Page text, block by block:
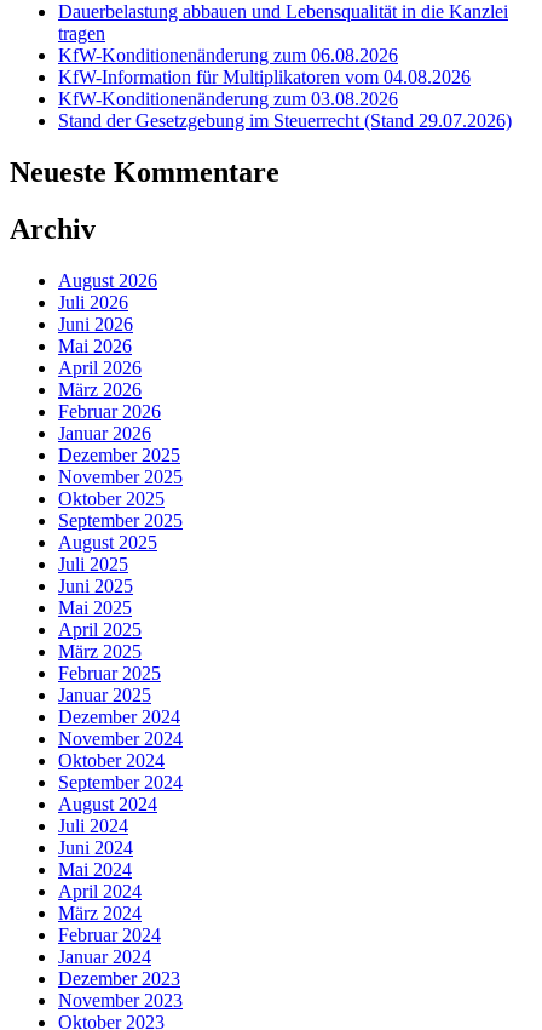
Dauerbelastung abbauen und Lebensqualität in die Kanzlei
tragen
KfW-Konditionenänderung zum 06.08.2026
KfW-Information für Multiplikatoren vom 04.08.2026
KfW-Konditionenänderung zum 03.08.2026
Stand der Gesetzgebung im Steuerrecht (Stand 29.07.2026)
Neueste Kommentare
Archiv
August 2026
Juli 2026
Juni 2026
Mai 2026
April 2026
März 2026
Februar 2026
Januar 2026
Dezember 2025
November 2025
Oktober 2025
September 2025
August 2025
Juli 2025
Juni 2025
Mai 2025
April 2025
März 2025
Februar 2025
Januar 2025
Dezember 2024
November 2024
Oktober 2024
September 2024
August 2024
Juli 2024
Juni 2024
Mai 2024
April 2024
März 2024
Februar 2024
Januar 2024
Dezember 2023
November 2023
Oktober 2023